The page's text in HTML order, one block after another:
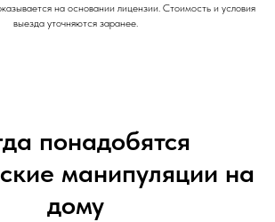
на основании лицензии. Стоимость и условия
выезда уточняются заранее.
понадобятся
манипуляции на
дому